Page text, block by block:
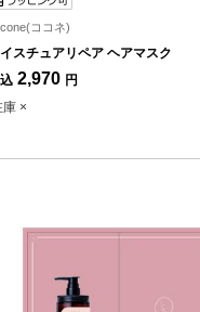
ココネ)
スチュアリペア ヘアマスク
2,970 円
庫 ×